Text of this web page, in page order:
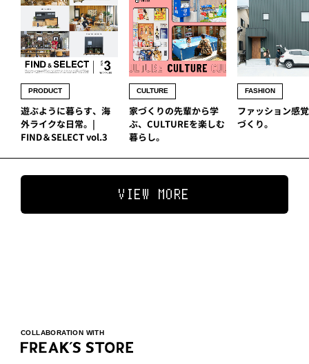
PRODUCT
遊ぶように暮らす、海
外ライクな日常。|
FIND＆SELECT vol.3
CULTURE
家づくりの先輩から学
ぶ、CULTUREを楽しむ
暮らし。
FASHION
ファッション感
づくり。
VIEW MORE
COLLABORATION WITH